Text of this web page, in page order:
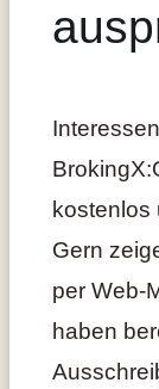
kostenlos
Gern
per Web-
haben